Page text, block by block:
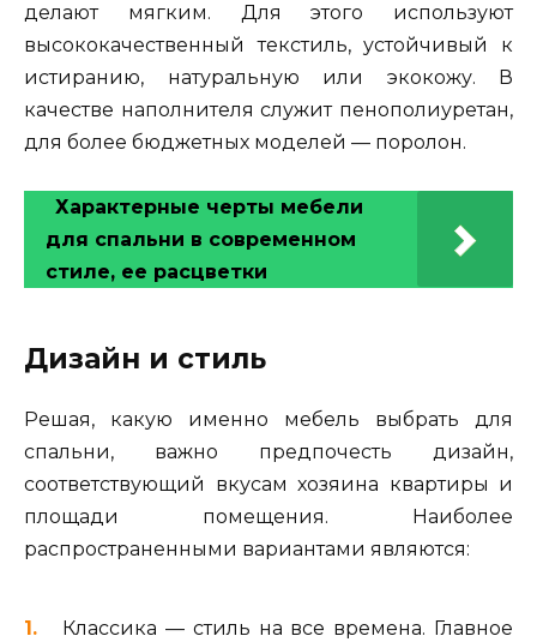
делают мягким. Для этого используют
высококачественный текстиль, устойчивый к
истиранию, натуральную или экокожу. В
качестве наполнителя служит пенополиуретан,
для более бюджетных моделей — поролон.
Характерные черты мебели
для спальни в современном
стиле, ее расцветки
Дизайн и стиль
Решая, какую именно мебель выбрать для
спальни, важно предпочесть дизайн,
соответствующий вкусам хозяина квартиры и
площади помещения. Наиболее
распространенными вариантами являются:
Классика — стиль на все времена. Главное